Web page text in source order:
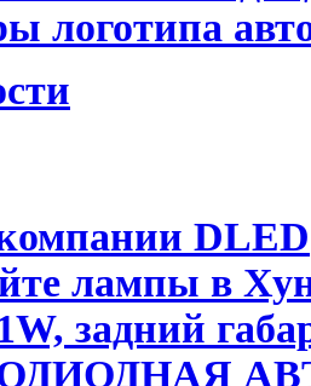
логотипа
DLED
лампы в
задний